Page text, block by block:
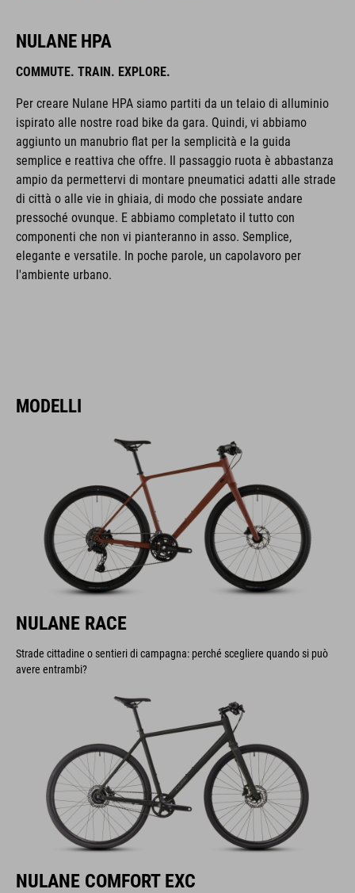
NULANE HPA
COMMUTE. TRAIN. EXPLORE.
Per creare Nulane HPA siamo partiti da un telaio di alluminio
ispirato alle nostre road bike da gara. Quindi, vi abbiamo
aggiunto un manubrio flat per la semplicità e la guida
semplice e reattiva che offre. Il passaggio ruota è abbastanza
ampio da permettervi di montare pneumatici adatti alle strade
di città o alle vie in ghiaia, di modo che possiate andare
pressoché ovunque. E abbiamo completato il tutto con
componenti che non vi pianteranno in asso. Semplice,
elegante e versatile. In poche parole, un capolavoro per
l'ambiente urbano.
MODELLI
NULANE RACE
Strade cittadine o sentieri di campagna: perché scegliere quando si può
avere entrambi?
NULANE COMFORT EXC